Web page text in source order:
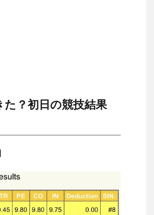
？初日の競技結果